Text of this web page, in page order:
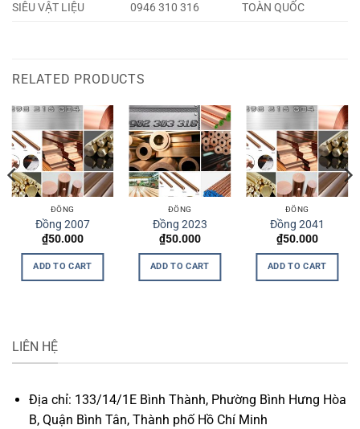
SIÊU VẬT LIỆU
0946 310 316 TOÀN QUỐC
RELATED PRODUCTS
ĐỒNG
Đồng 2007
₫50.000
ADD TO CART
ĐỒNG
Đồng 2023
₫50.000
ADD TO CART
ĐỒNG
Đồng 2041
₫50.000
ADD TO CART
LIÊN HỆ
Địa chỉ: 133/14/1E Bình Thành, Phường Bình Hưng Hòa
B, Quận Bình Tân, Thành phố Hồ Chí Minh